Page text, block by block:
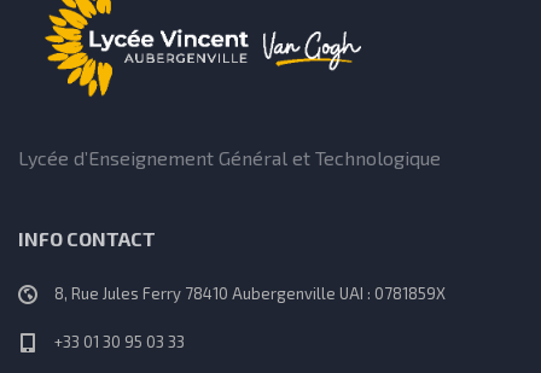
Lycée d’Enseignement Général et Technologique
INFO CONTACT
8, Rue Jules Ferry 78410 Aubergenville UAI : 0781859X
+33 01 30 95 03 33